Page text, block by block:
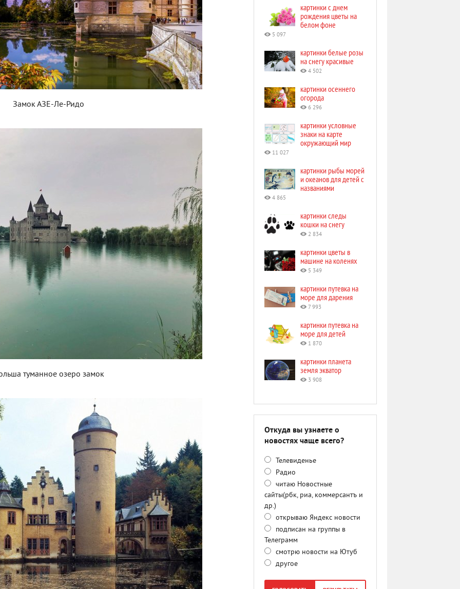
Замок АЗЕ-Ле-Ридо
туманное озеро замок
картинки с днем
рождения цветы на
белом фоне
5 097
картинки белые розы
на снегу красивые
4 502
картинки осеннего
огорода
6 296
картинки условные
знаки на карте
окружающий мир
11 027
картинки рыбы морей
и океанов для детей с
названиями
4 865
картинки следы
кошки на снегу
2 834
картинки цветы в
машине на коленях
5 349
картинки путевка на
море для дарения
7 993
картинки путевка на
море для детей
1 870
картинки планета
земля экватор
3 908
Откуда вы узнаете о
новостях чаще всего?
Телевиденье
Радио
читаю Новостные
сайты(рбк, риа, коммерсантъ и
др.)
открываю Яндекс новости
подписан на группы в
Телеграмм
смотрю новости на Ютуб
другое